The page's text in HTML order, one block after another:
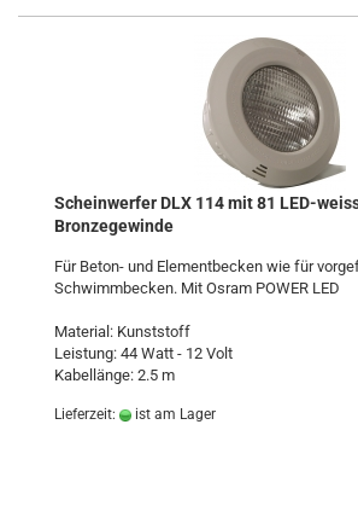
Scheinwerfer DLX 114 mit 81 LED-
Bronzegewinde
Für Beton- und Elementbecken wie für
Schwimmbecken. Mit Osram POWER LED
Material: Kunststoff
Leistung: 44 Watt - 12 Volt
Kabellänge: 2.5 m
Lieferzeit: ist am Lager